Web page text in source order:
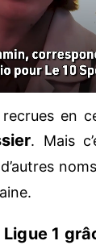
en
. Mais
Ligue 1